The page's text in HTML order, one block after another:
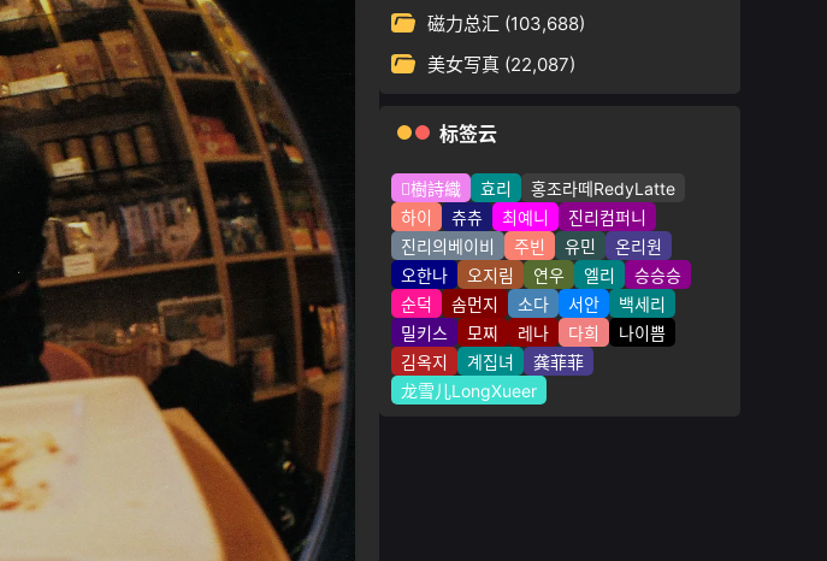
磁力总汇 (103,688)
美女写真 (22,087)
标签云
樹詩織 효리
홍조라떼RedyLatte
하이
츄츄 최예니
진리컴퍼니
진리의베이비
주빈 유민
온리원
오한나
오지림 연우 엘리
승승승
순덕
솜먼지 소다 서안
백세리
밀키스
모찌 레나 다희
나이쁨
김옥지
계집녀
龚菲菲
龙雪儿LongXueer